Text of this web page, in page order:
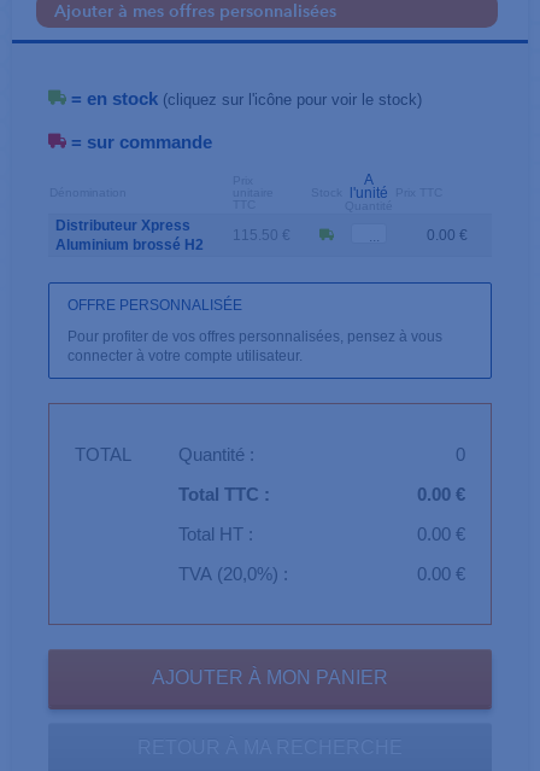
Ajouter à mes offres personnalisées
= en stock (cliquez sur l'icône pour voir le stock)
= sur commande
A
l'unité
Distributeur Xpress
Aluminium brossé H2
115.50 € 0.00 €
OFFRE PERSONNALISÉE
Pour profiter de vos offres personnalisées, pensez à vous
connecter à votre compte utilisateur.
TOTAL Quantité :
0
Total TTC :
0.00 €
Total HT :
0.00 €
TVA (20,0%) :
0.00 €